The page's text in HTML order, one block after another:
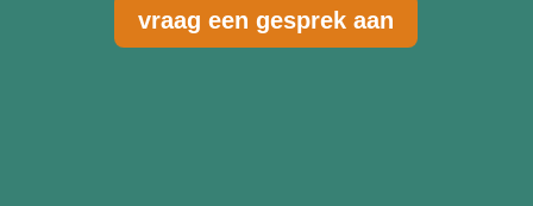
vraag een gesprek aan